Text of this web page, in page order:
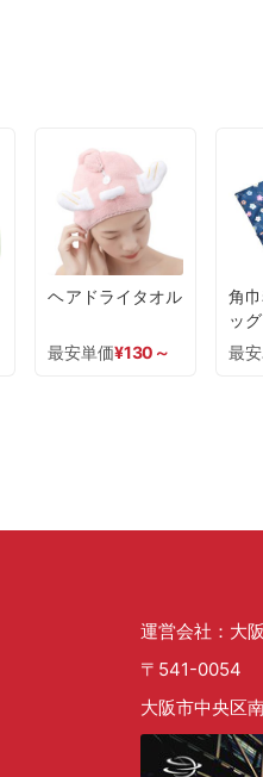
ヘアドライタオル
最安単価¥130 ～
角
ッグ
最
運営会社：大
〒541-0054
大阪市中央区